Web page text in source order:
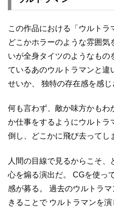
この作品における「ウルト
どこかホラーのような雰囲気
いが全身タイツのようなもの
ているあのウルトラマンと違
せいか、
独特の存在感を感じ
何も言わず、敵か味方かもわ
か仕事をするようにウルトラ
倒し、どこかに飛び去ってし
人間の目線で見るからこそ
心を煽る演出だ。
CGを使っ
感が募る。
過去のウルトラ
きることでウルトラマンを演